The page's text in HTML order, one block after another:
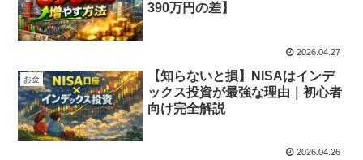
390万円の差】
2026.04.27
お金
【知らないと損】NISAはインデ
ックス投資が最強な理由｜初心者
向け完全解説
2026.04.26